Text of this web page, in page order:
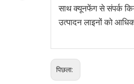
साथ क्यूनफेंग से संपर्क
उत्पादन लाइनों को
पिछला: